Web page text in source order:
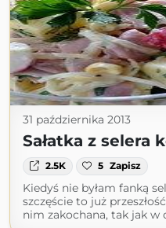
31 października 2013
Sałatka z selera
2.5K 5 Zapisz
Kiedyś nie byłam fanką
szczęście to już
nim zakochana, tak jak w